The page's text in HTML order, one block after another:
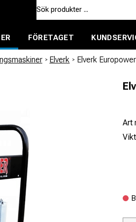
FÖRETAGET
/ Elverk / Elverk
Art